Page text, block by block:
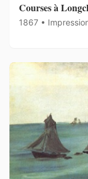
Courses à
1867 •